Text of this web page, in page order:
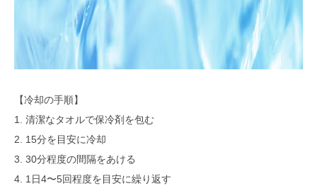
【冷却の手順】
1. 清潔なタオルで保冷剤を包む
2. 15分を目安に冷却
3. 30分程度の間隔をあける
4. 1日4〜5回程度を目安に繰り返す